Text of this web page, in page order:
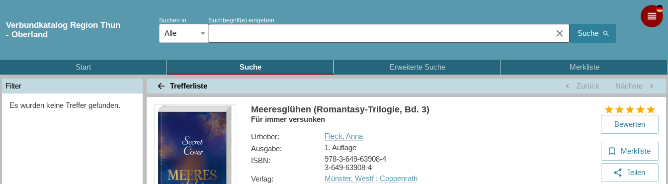
Verbundkatalog Region Thun
- Oberland
Suchen in
Alle
Suchbegriff(e) eingeben
Suche
Start Suche Erweiterte Suche Merkliste
Filter
Es wurden keine Treffer gefunden.
Trefferliste Zurück Nächste
Meeresglühen (Romantasy-Trilogie, Bd. 3)
Für immer versunken
Urheber:
Fleck, Anna
Ausgabe:
1. Auflage
ISBN:
978-3-649-63908-4
3-649-63908-4
Verlag:
Münster, Westf : Coppenrath
Bewerten
Merkliste
Teilen